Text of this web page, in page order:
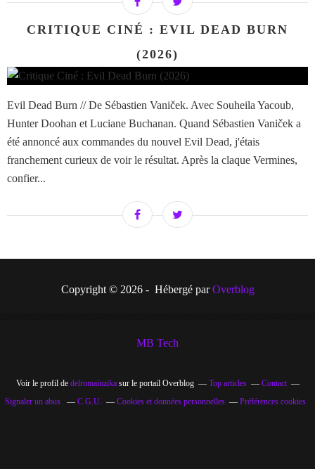
CRITIQUE CINÉ : EVIL DEAD BURN
(2026)
Evil Dead Burn // De Sébastien Vaniček. Avec Souheila Yacoub,
Hunter Doohan et Luciane Buchanan. Quand Sébastien Vaniček a
été annoncé aux commandes du nouvel Evil Dead, j'étais
franchement curieux de voir le résultat. Après la claque Vermines,
confier...
Copyright © 2026 - Hébergé parOverblog
MB Tech
Voir le profil de delromainzikasur le portail Overblog Top articles
Contact
Signaler un abus
C.G.U. Cookies et données personnelles Préférences cookies